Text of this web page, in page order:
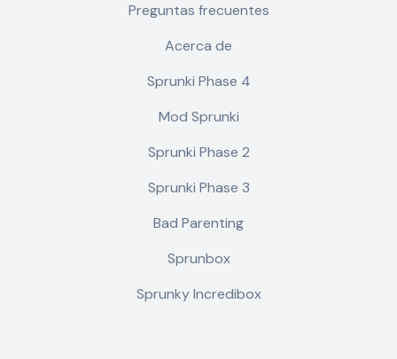
Preguntas frecuentes
Acerca de
Sprunki Phase 4
Mod Sprunki
Sprunki Phase 2
Sprunki Phase 3
Bad Parenting
Sprunbox
Sprunky Incredibox